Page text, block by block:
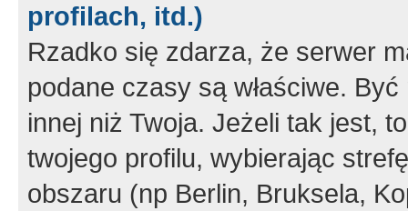
profilach, itd.)
Rzadko się zdarza, że serwer
podane czasy są właściwe.
innej niż Twoja. Jeżeli tak jest,
twojego profilu, wybierając
obszaru (np Berlin, Bruksela,